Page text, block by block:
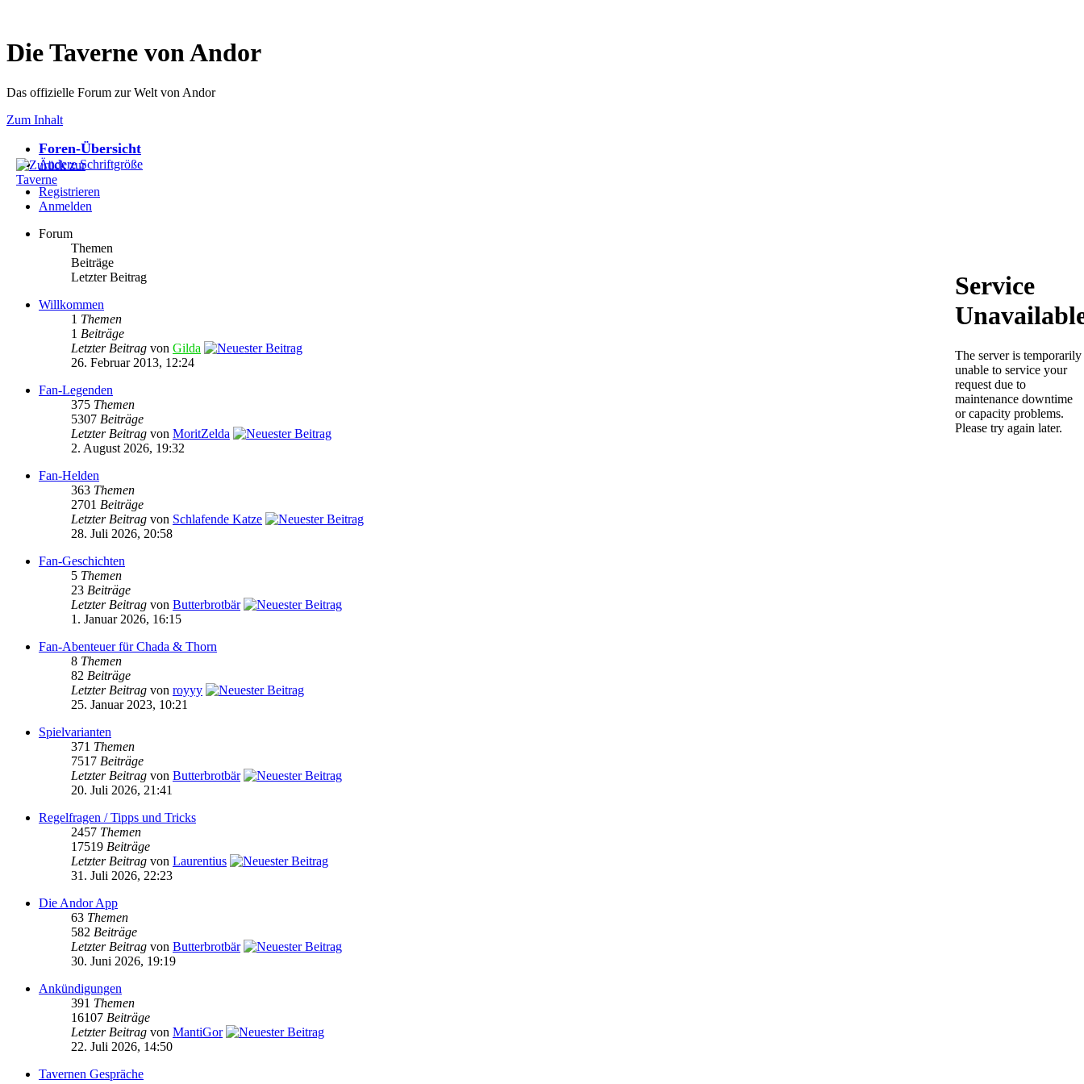
Die Taverne von Andor
Das offizielle Forum zur Welt von Andor
Zum Inhalt
Foren-Übersicht
Ändere Schriftgröße
Registrieren
Anmelden
Forum
Themen
Beiträge
Letzter Beitrag
Willkommen
1 Themen
1 Beiträge
Letzter Beitrag von Gilda
26. Februar 2013, 12:24
Fan-Legenden
375 Themen
5307 Beiträge
Letzter Beitrag von MoritZelda
2. August 2026, 19:32
Fan-Helden
363 Themen
2701 Beiträge
Letzter Beitrag von Schlafende Katze
28. Juli 2026, 20:58
Fan-Geschichten
5 Themen
23 Beiträge
Letzter Beitrag von Butterbrotbär
1. Januar 2026, 16:15
Fan-Abenteuer für Chada & Thorn
8 Themen
82 Beiträge
Letzter Beitrag von royyy
25. Januar 2023, 10:21
Spielvarianten
371 Themen
7517 Beiträge
Letzter Beitrag von Butterbrotbär
20. Juli 2026, 21:41
Regelfragen / Tipps und Tricks
2457 Themen
17519 Beiträge
Letzter Beitrag von Laurentius
31. Juli 2026, 22:23
Die Andor App
63 Themen
582 Beiträge
Letzter Beitrag von Butterbrotbär
30. Juni 2026, 19:19
Ankündigungen
391 Themen
16107 Beiträge
Letzter Beitrag von MantiGor
22. Juli 2026, 14:50
Tavernen Gespräche